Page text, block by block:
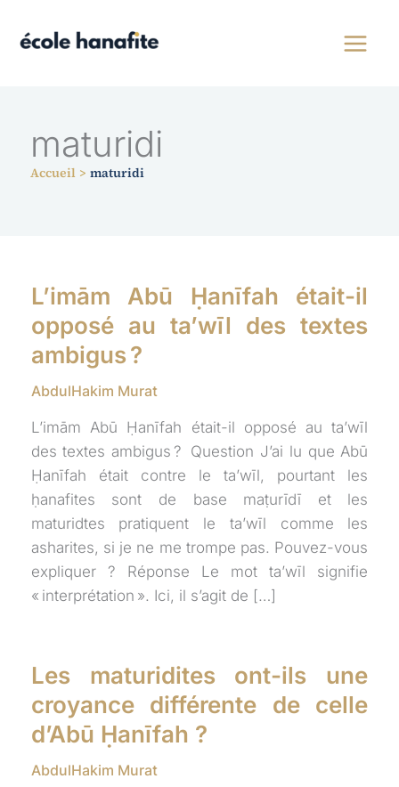
maturidi
Accueil maturidi
L’imām Abū Ḥanīfah était-il
opposé au ta’wīl des textes
ambigus ?
AbdulHakim Murat
L’imām Abū Ḥanīfah était-il opposé au ta’wīl
des textes ambigus ? Question J’ai lu que Abū
Ḥanīfah était contre le ta’wīl, pourtant les
ḥanafites sont de base maṭurīdī et les
maturidtes pratiquent le ta’wīl comme les
asharites, si je ne me trompe pas. Pouvez-vous
expliquer ? Réponse Le mot ta’wīl signifie
« interprétation ». Ici, il s’agit de […]
Les maturidites ont-ils une
croyance différente de celle
d’Abū Ḥanīfah ?
AbdulHakim Murat